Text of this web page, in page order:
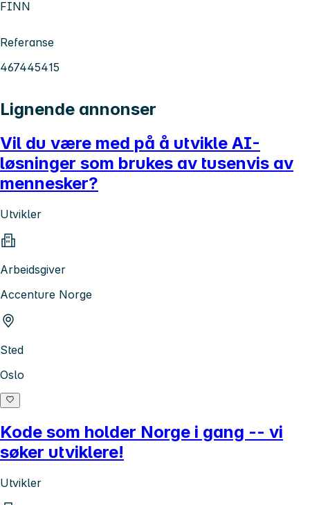
FINN
Referanse
467445415
Lignende annonser
Vil du være med på å utvikle AI-
løsninger som brukes av tusenvis av
mennesker?
Utvikler
Arbeidsgiver
Accenture Norge
Sted
Oslo
Kode som holder Norge i gang -- vi
søker utviklere!
Utvikler